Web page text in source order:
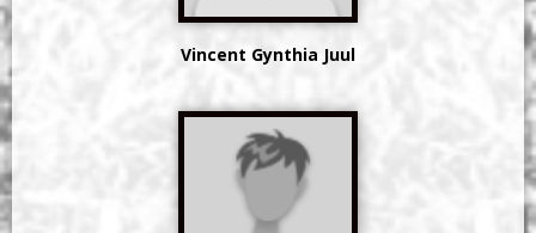
Vincent Gynthia Juul